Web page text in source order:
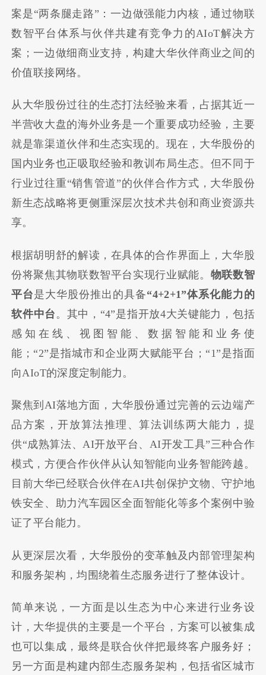
案是“两条腿走路”：一边做强能力内核，通过物联
数智平台体系与伙伴共建有竞争力的AIoT解决方
案；一边做细商业支持，构建大华伙伴商业之间的
价值联接网络。
从大华股份过往的生态打法经验来看，占据其近一
半营收大盘的海外业务是一个重要成功经验，主要
就是靠渠道伙伴和生态实现的。现在，大华股份的
国内业务也正吸取经验和教训布局生态。但不同于
行业过往重“销售管道”的伙伴合作方式，大华股份
新生态战略将更侧重深层次技术共创和商业资源共
享。
根据胡明舒的解读，在具体的合作界面上，大华股
份将聚焦其物联数智平台实现行业赋能。 物联数智
平台是大华股份推出的具备“4+2+1”体系化能力的
软件中台 。其中，“4”是指开放4大关键能力，包括
感知在线、视图智能、数据智能和业务使
能；“2”是指城市和企业两大赋能平台；“1”是指面
向AIoT的深度定制能力。
聚焦到AI落地方面，大华股份通过完善的云边端产
品方案，开放算法推理、算法训练两大能力，提
供“成熟算法、AI开放平台、AI开发工具”三种合作
模式，方便合作伙伴从认知智能向业务智能跨越。
目前大华已经联合伙伴在AI共创保护文物、守护地
铁安全、助力汽车园区全面智能化等多个案例中验
证了平台能力。
从更深层次看，大华股份的变革触及内部管理架构
和服务架构，均围绕着生态服务进行了整体设计。
简单来说，一方面是以生态为中心来进行业务设
计，大华提供的主要是一个平台，方案可以被集成
也可以集成，最终是联合伙伴把最终客户服务好；
另一方面是构建内部生态服务架构，包括省区城市